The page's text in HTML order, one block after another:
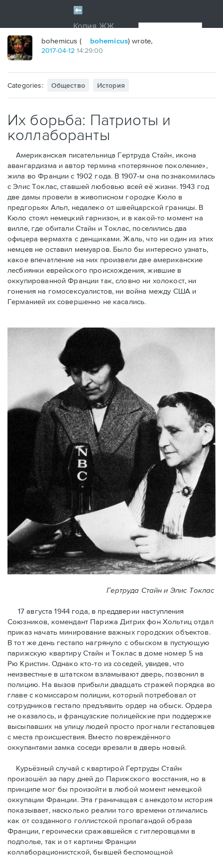
bohemicus ( bohemicus) wrote,
2017-04-12 14:29:00
Categories: Общество История
Их борьба: Патриоты и
коллаборанты
Американская писательница Гертруда Стайн, икона
авангардизма и автор термина «потерянное поколение»,
жила во Франции с 1902 года. В 1907-м она познакомилась
с Элис Токлас, ставшей любовью всей её жизни. 1943 год
две дамы провели в живописном городке Кюло в
предгорьях Альп, недалеко от швейцарской границы. В
Кюло стоял немецкий гарнизон, и в какой-то момент на
вилле, где обитали Стайн и Токлас, поселились два
офицера вермахта с денщиками. Жаль, что ни один из этих
немцев не оставил мемуаров. Было бы интересно узнать,
какое впечатление на них произвели две американские
лесбиянки еврейского происхождения, жившие в
оккупированной Франции так, словно ни холокост, ни
гонения на гомосексуалистов, ни война между США и
Германией их совершенно не касались.
Гертруда Стайн и Элис Токлас
17 августа 1944 года, в преддверии наступления
Союзников, комендант Парижа Дитрих фон Хольтиц отдал
приказ начать минирование важных городских объектов.
В тот же день гестапо нагрянуло с обыском в пустующую
парижскую квартиру Стайн и Токлaс в домe номер 5 на
Рю Кристин. Однако кто-то из соседей, увидев, что
неизвестные в штатском взламывают дверь, позвонил в
полицию. На вызов прибыли двадцать стражей порядка во
главе с комиссаром полиции, который потребовал от
сотрудников гестапо предъявить ордер на обыск. Ордера
не оказалось, и французские полицейские при поддержке
высыпавших на улицу людей просто прогнали гестаповцев
с места происшествия. Вместо повреждённого
оккупантами замка соседи врезали в дверь новый.
Курьёзный случай с квартирой Гертруды Стайн
произошёл за пару дней до Парижского восстания, но в
принципe мог бы произойти в любой момент немецкой
оккупации Франции. Эта граничащая с анекдотом история
показывает, насколько реалии того времени отличались
как от созданного голлистской пропагандой образа
Франции, героически сражавшейся с гитлеровцами в
подполье, так и от картины Франции
коллаборационистской, бывшей беспомощной